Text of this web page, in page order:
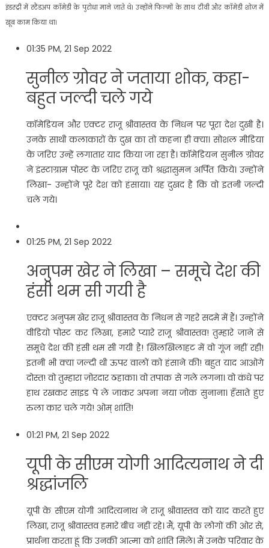
इंडस्ट्री में स्टैंडअप कॉमेडी के पुरोधा माने जाते थे। उन्होंने फिल्मों के साथ टीवी और कॉमेडी शोज में
खूब काम किया था।
01:35 PM, 21 Sep 2022
सुनील ग्रोवर ने जताया शोक, कहा-
बहुत जल्दी चले गये
कॉमेडियन और एक्टर राजू श्रीवास्तव के निधन पर पूरा देश दुखी है।
उनके साथी कलाकारों के दुख का तो कहना ही क्या। सोशल मीडिया
के जरिए उन्हें लगातार याद किया जा रहा है। कॉमेडियन सुनील ग्रोवर
ने इंस्टाग्राम पोस्ट के जरिए राजू को श्रद्धासुमन अर्पित किये। उन्होंने
लिखा- उन्होंने पूरे देश को हंसाया। यह दुखद है कि वो इतनी जल्दी
चले गये।
01:25 PM, 21 Sep 2022
अनुपम खेर ने लिखा – समूचे देश की
हंसी थम सी गयी है
एक्टर अनुपम खेर राजू श्रीवास्तव के निधन से गहरे सदमे में हैं। उन्होंने
वीडियो पोस्ट कर लिखा, हमारे प्यारे राजू श्रीवास्तव! तुम्हारे जाने से
समूचे देश की हंसी थम सी गयी है! खिलखिलाहट में वो गूंज नहीं रही!
इतनी भी क्या जल्दी थी ऊपर वालों को हंसाने की! बहुत याद आओगे
दोस्त! वो तुम्हारा ज़ोरदार ठहाका। वो तपाक से गले लगना। वो कंधे पर
हाथ रखकर साइड पे ले जाकर अपना नया जोक सुनाना। हँसाते हुए
रुला कार चले गये! ओम् शांति!
01:21 PM, 21 Sep 2022
यूपी के सीएम योगी आदित्यनाथ ने दी
श्रद्धांजलि
यूपी के सीएम योगी आदित्यनाथ ने राजू श्रीवास्तव को याद करते हुए
लिखा, राजू श्रीवास्तव हमारे बीच नहीं रहे। मैं, यूपी के लोगों की ओर से,
प्रार्थना करता हूं कि उनकी आत्मा को शांति मिले। मैं उनके परिवार के